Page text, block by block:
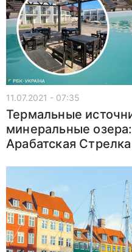
11.07.2021 - 07:35
Термальные
минеральные
Арабатская